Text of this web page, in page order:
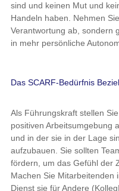
sind und keinen Mut und
Handeln haben. Nehmen
Verantwortung ab, sondern
in mehr persönliche
Das SCARF-Bedürfnis
Als Führungskraft stellen
positiven Arbeitsumgebung
und in der sie in der Lage
aufzubauen. Sie sollten
fördern, um das Gefühl der
Machen Sie Mitarbeitenden
Dienst sie für Andere